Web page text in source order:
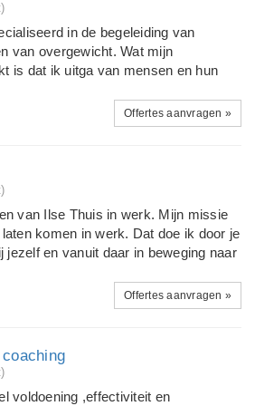
Bij verschillende organisaties heb ik
diverse methodieken van arbeidsre-
Naast de trajectbegeleiding heb ik
in de begeleiding van
van overgewicht. Wat mijn
is dat ik uitga van mensen en hun
zijn om af te vallen, wat je al
overgewicht kunt bestrijden en
Ik werk als coach. Samen
wordt jouw succes. Je weegt
bovenal heb je straks veel meer
klanten kunnen bij mij terecht. Als
medewerkers bij het behalen en
Offertes aanvragen »
van Ilse Thuis in werk. Mijn missie
komen in werk. Dat doe ik door je
jezelf en vanuit daar in beweging naar
duurzame en gefundeerde
met vertrouwen maakt. Voor mij is in
en ik leer je graag, hoe
en ontwikkelen, zodat ik me ieder
en onderwijzen om voor jou het
Offertes aanvragen »
voldoening ,effectiviteit en